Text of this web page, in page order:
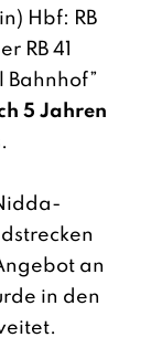
Hbf: RB
RB 41
Bahnhof”
5 Jahren
an
in den